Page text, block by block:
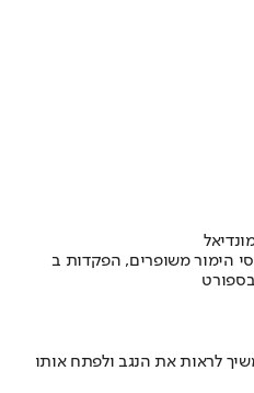
לראות את הנגב ולפתח אותו